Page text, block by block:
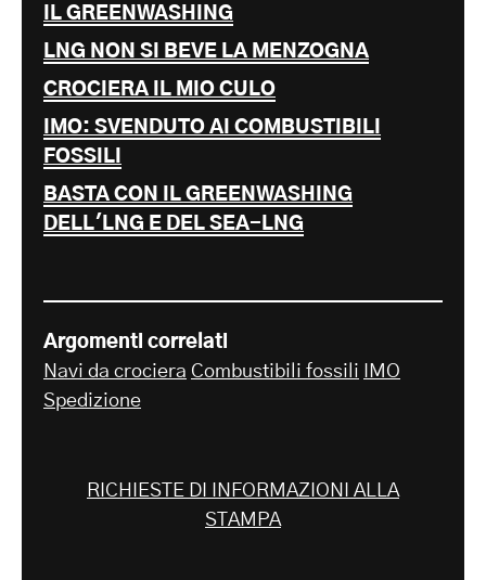
IL GREENWASHING
LNG NON SI BEVE LA MENZOGNA
CROCIERA IL MIO CULO
IMO: SVENDUTO AI COMBUSTIBILI
FOSSILI
BASTA CON IL GREENWASHING
DELL'LNG E DEL SEA-LNG
Argomenti correlati
Navi da crociera Combustibili fossili
IMO
Spedizione
RICHIESTE DI INFORMAZIONI ALLA
STAMPA